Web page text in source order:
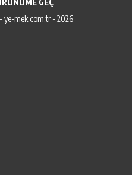
GEÇ
ye-mek.com.tr - 2026